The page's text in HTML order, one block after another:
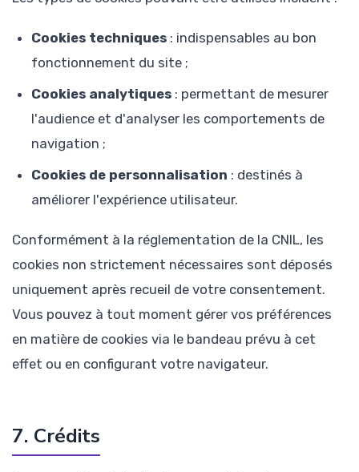
Cookies techniques : indispensables au bon
fonctionnement du site ;
Cookies analytiques : permettant de mesurer
l'audience et d'analyser les comportements de
navigation ;
Cookies de personnalisation : destinés à
améliorer l'expérience utilisateur.
Conformément à la réglementation de la CNIL, les
cookies non strictement nécessaires sont déposés
uniquement après recueil de votre consentement.
Vous pouvez à tout moment gérer vos préférences
en matière de cookies via le bandeau prévu à cet
effet ou en configurant votre navigateur.
7. Crédits